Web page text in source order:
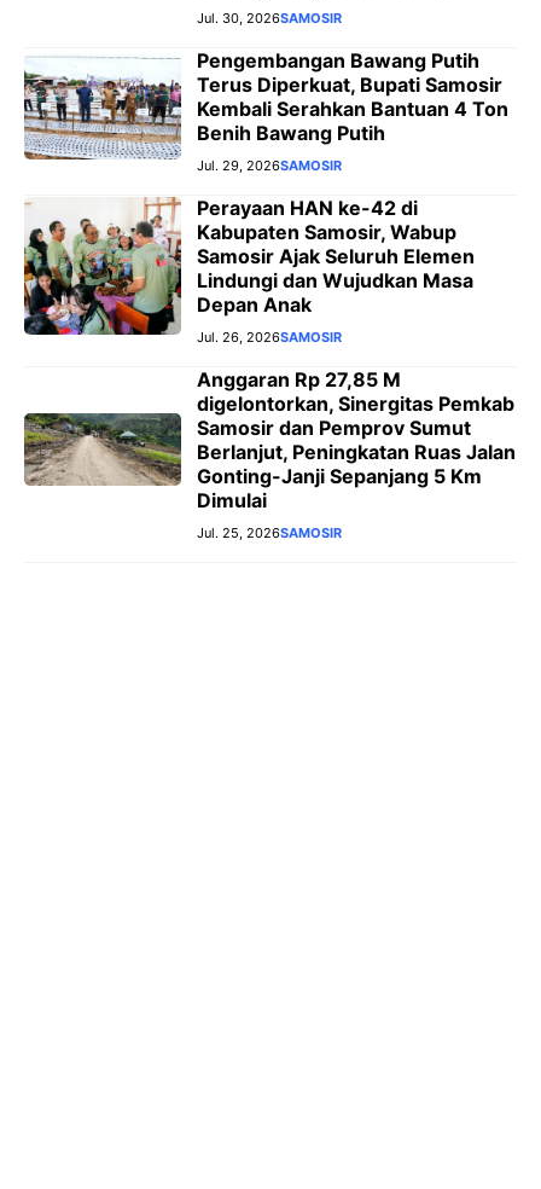
Jul. 30, 2026SAMOSIR
Pengembangan Bawang Putih
Terus Diperkuat, Bupati Samosir
Kembali Serahkan Bantuan 4 Ton
Benih Bawang Putih
Jul. 29, 2026SAMOSIR
Perayaan HAN ke-42 di
Kabupaten Samosir, Wabup
Samosir Ajak Seluruh Elemen
Lindungi dan Wujudkan Masa
Depan Anak
Jul. 26, 2026SAMOSIR
Anggaran Rp 27,85 M
digelontorkan, Sinergitas Pemkab
Samosir dan Pemprov Sumut
Berlanjut, Peningkatan Ruas Jalan
Gonting-Janji Sepanjang 5 Km
Dimulai
Jul. 25, 2026SAMOSIR